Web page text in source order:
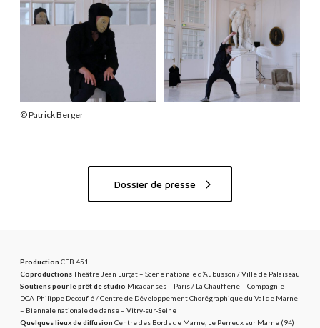
M
o
M
o
r
© Patrick Berger
Dossier de presse
Production CFB 451
CoproductionsThéâtre Jean Lurçat – Scène nationale d’Aubusson / Ville de Palaiseau
Soutiens pour le prêt de studio Micadanses – Paris / La Chaufferie – Compagnie
DCA-Philippe Decouflé / Centre de Développement Chorégraphique du Val de Marne
– Biennale nationale de danse – Vitry-sur-Seine
Quelques lieux de diffusion Centre des Bords de Marne, Le Perreux sur Marne (94)